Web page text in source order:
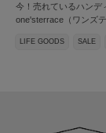
今！売れているハンデ
one'sterrace（ワンズテ
LIFE GOODS SALE